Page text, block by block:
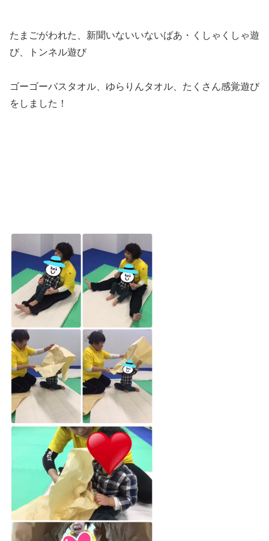
たまごがわれた、新聞いないいないばあ・くしゃくしゃ遊
び、トンネル遊び
ゴーゴーバスタオル、ゆらりんタオル、たくさん感覚遊び
をしました！